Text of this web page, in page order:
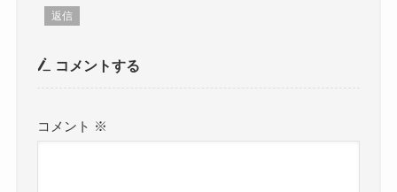
返信
コメントする
コメント ※